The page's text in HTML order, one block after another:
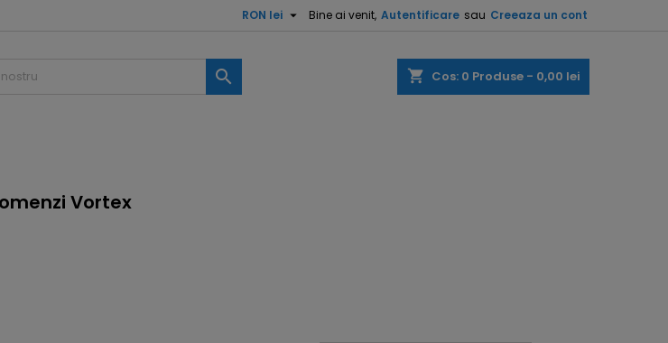
Bine ai venit, Autentificare sau Creeaza un cont
RON lei 
shopping_cart Cos: 0 Produse - 0,00 lei

Vortex